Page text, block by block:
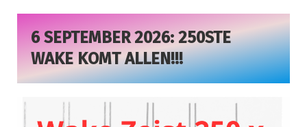
6 SEPTEMBER 2026: 250STE
WAKE KOMT ALLEN!!!